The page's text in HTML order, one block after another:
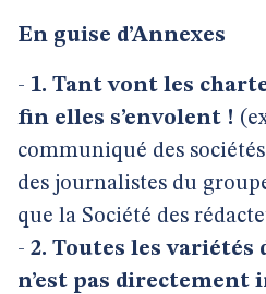
En guise d’Annexes
- 1. Tant vont les
fin elles s’envolent !
communiqué des
des journalistes du
que la Société des
- 2. Toutes les variétés
n’est pas directement